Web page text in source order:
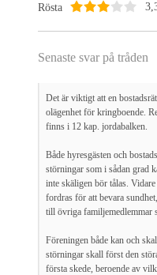
Rösta
Senaste svar på tråden
Det är viktigt att en
olägenhet för kringboende.
finns i 12 kap. jordabalken.
Både hyresgästen och
störningar som i sådan grad
inte skäligen bör tålas.
fordras för att bevara
till övriga familjemedlemmar
Föreningen både kan och
störningar skall först den
första skede, beroende av